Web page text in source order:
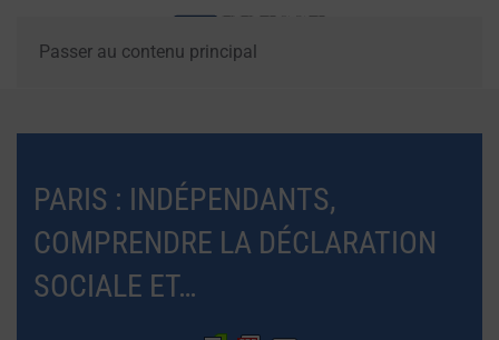
Passer au contenu principal
PARIS : INDÉPENDANTS,
COMPRENDRE LA DÉCLARATION
SOCIALE ET…